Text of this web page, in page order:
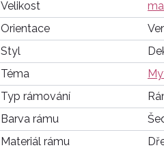
Velikost
Orientace
Styl
Téma
Typ rámování
Barva rámu
Materiál rámu